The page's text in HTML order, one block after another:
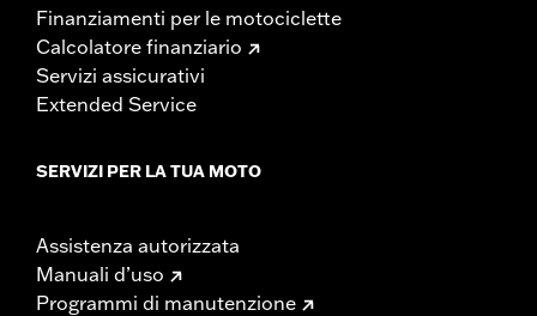
Finanziamenti per le motociclette
Calcolatore finanziario
Servizi assicurativi
Extended Service
SERVIZI PER LA TUA MOTO
Assistenza autorizzata
Manuali d’uso
Programmi di manutenzione